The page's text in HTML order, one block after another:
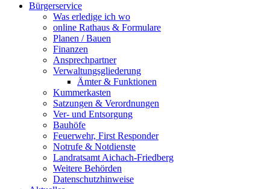
Bürgerservice
Was erledige ich wo
online Rathaus & Formulare
Planen / Bauen
Finanzen
Ansprechpartner
Verwaltungsgliederung
Ämter & Funktionen
Kummerkasten
Satzungen & Verordnungen
Ver- und Entsorgung
Bauhöfe
Feuerwehr, First Responder
Notrufe & Notdienste
Landratsamt Aichach-Friedberg
Weitere Behörden
Datenschutzhinweise